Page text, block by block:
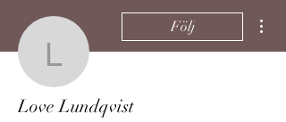
Love Lundqvist
Följ
Love Lundqvist